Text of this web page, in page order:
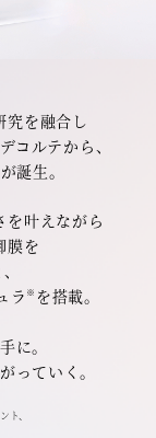
究を融合し
コルテから、
誕生。
を叶えながら
膜を
ラ ※ を搭載。
に。
っていく。
、